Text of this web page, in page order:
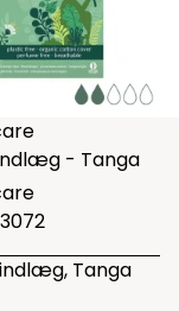
- Tanga
Tanga